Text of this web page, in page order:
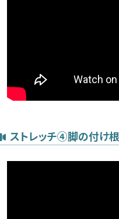
ストレッチ④脚の付け根